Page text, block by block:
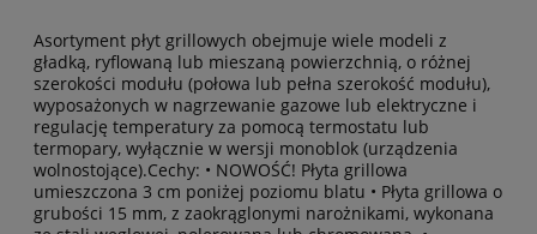
Asortyment płyt grillowych obejmuje wiele modeli z
gładką, ryflowaną lub mieszaną powierzchnią, o różnej
szerokości modułu (połowa lub pełna szerokość modułu),
wyposażonych w nagrzewanie gazowe lub elektryczne i
regulację temperatury za pomocą termostatu lub
termopary, wyłącznie w wersji monoblok (urządzenia
wolnostojące).Cechy: • NOWOŚĆ! Płyta grillowa
umieszczona 3 cm poniżej poziomu blatu • Płyta grillowa o
grubości 15 mm, z zaokrąglonymi narożnikami, wykonana